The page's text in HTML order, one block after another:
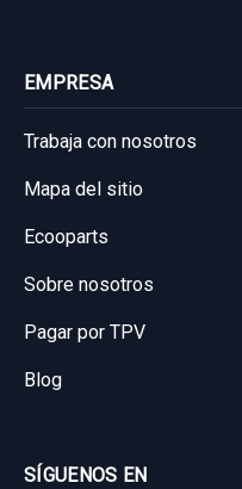
EMPRESA
Trabaja con nosotros
Mapa del sitio
Ecooparts
Sobre nosotros
Pagar por TPV
Blog
SÍGUENOS EN